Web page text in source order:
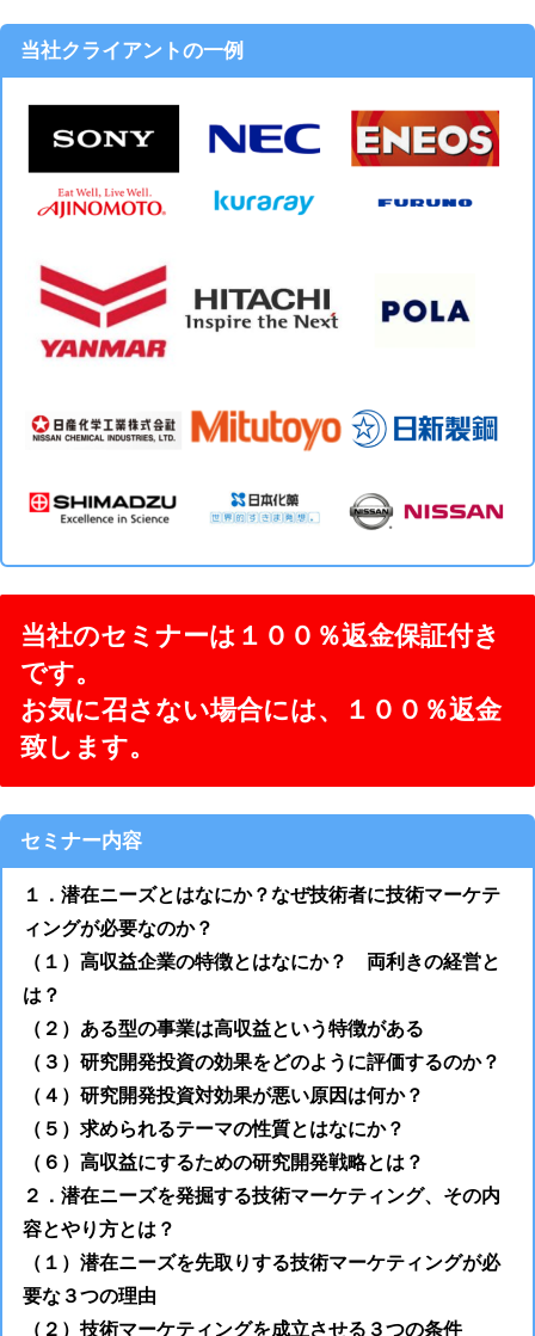
当社クライアントの一例
当社のセミナーは１００％返金保証付き
です。
お気に召さない場合には、１００％返金
致します。
セミナー内容
１．潜在ニーズとはなにか？なぜ技術者に技術マーケテ
ィングが必要なのか？
（１）高収益企業の特徴とはなにか？ 両利きの経営と
は？
（２）ある型の事業は高収益という特徴がある
（３）研究開発投資の効果をどのように評価するのか？
（４）研究開発投資対効果が悪い原因は何か？
（５）求められるテーマの性質とはなにか？
（６）高収益にするための研究開発戦略とは？
２．潜在ニーズを発掘する技術マーケティング、その内
容とやり方とは？
（１）潜在ニーズを先取りする技術マーケティングが必
要な３つの理由
（２）技術マーケティングを成立させる３つの条件